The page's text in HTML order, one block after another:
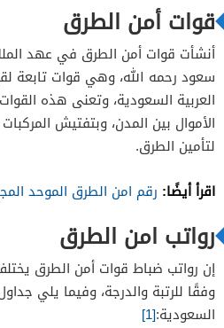
قوات أمن الطرق
أنشأت قوات أمن الطرق في عهد
سعود رحمه الله، وهي قوات تابعة
العربية السعودية، وتعنى هذه
الأموال بين المدن، وبتفتيش
لتأمين الطرق.
اقرأ أيضًا: رقم امن الطرق الموحد
رواتب امن الطرق
إن رواتب ضباط قوات أمن الطرق
وفقًا للرتبة والدرجة، وفيما يلي
السعودية:[1]